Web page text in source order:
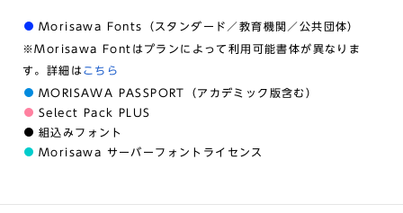
Morisawa Fonts（スタンダード／教育機関／公共団体）
※Morisawa Fontはプランによって利用可能書体が異なりま
す。詳細は こちら
MORISAWA PASSPORT（アカデミック版含む）
Select Pack PLUS
組込みフォント
Morisawa サーバーフォントライセンス